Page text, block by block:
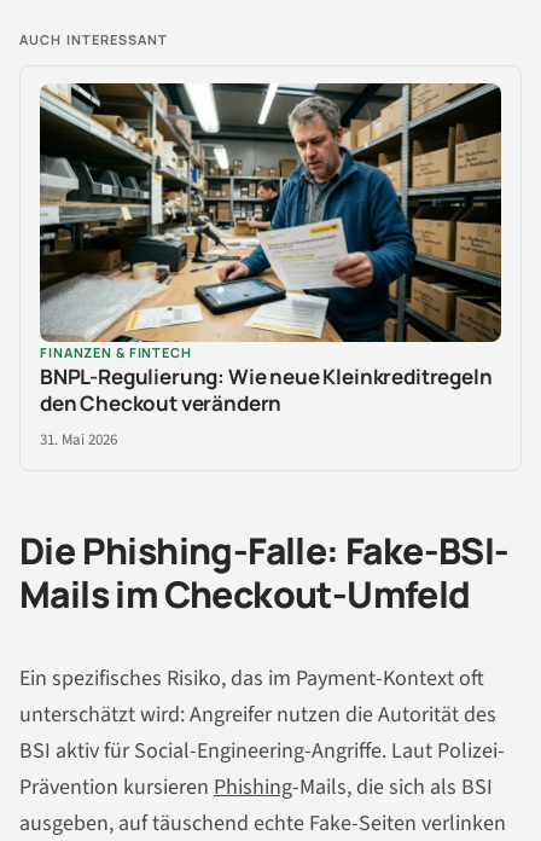
AUCH INTERESSANT
FINANZEN & FINTECH
BNPL-Regulierung: Wie neue Kleinkreditregeln
den Checkout verändern
31. Mai 2026
Die Phishing-Falle: Fake-BSI-
Mails im Checkout-Umfeld
Ein spezifisches Risiko, das im Payment-Kontext oft
unterschätzt wird: Angreifer nutzen die Autorität des
BSI aktiv für Social-Engineering-Angriffe. Laut Polizei-
Prävention kursieren Phishing-Mails, die sich als BSI
ausgeben, auf täuschend echte Fake-Seiten verlinken